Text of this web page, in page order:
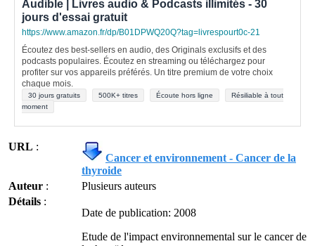
Audible | Livres audio & Podcasts illimités - 30
jours d'essai gratuit
https://www.amazon.fr/dp/B01DPWQ20Q?tag=livrespourt0c-21
Écoutez des best-sellers en audio, des Originals exclusifs et des
podcasts populaires. Écoutez en streaming ou téléchargez pour
profiter sur vos appareils préférés. Un titre premium de votre choix
chaque mois.
30 jours gratuits 500K+ titres Écoute hors ligne
Résiliable à tout
moment
URL :
Cancer et environnement - Cancer de la
thyroide
Auteur :
Plusieurs auteurs
Détails :
Date de publication: 2008
Etude de l'impact environnemental sur le cancer de